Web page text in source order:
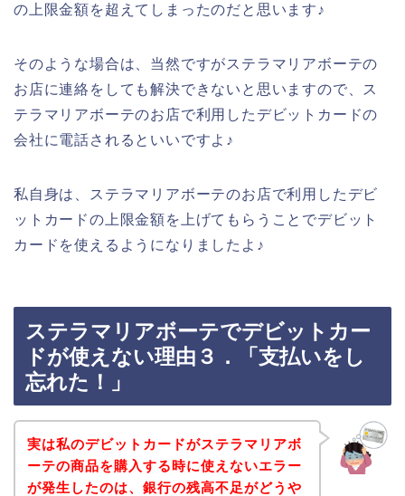
の上限金額を超えてしまったのだと思います♪
そのような場合は、当然ですがステラマリアボーテの
お店に連絡をしても解決できないと思いますので、ス
テラマリアボーテのお店で利用したデビットカードの
会社に電話されるといいですよ♪
私自身は、ステラマリアボーテのお店で利用したデビ
ットカードの上限金額を上げてもらうことでデビット
カードを使えるようになりましたよ♪
ステラマリアボーテでデビットカー
ドが使えない理由３．「支払いをし
忘れた！」
実は私のデビットカードがステラマリアボ
ーテの商品を購入する時に使えないエラー
が発生したのは、銀行の残高不足がどうや